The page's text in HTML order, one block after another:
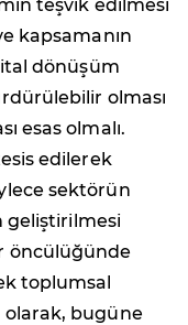
teşvik edilmesi
kapsamanın
dönüşüm
olması
esas olmalı.
edilerek
sektörün
geliştirilmesi
öncülüğünde
toplumsal
olarak, bugüne